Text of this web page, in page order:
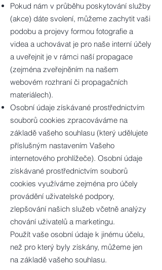
Pokud nám v průběhu poskytování služby
(akce) dáte svolení, můžeme zachytit vaši
podobu a projevy formou fotografie a
videa a uchovávat je pro naše interní účely
a uveřejnit je v rámci naší propagace
(zejména zveřejněním na našem
webovém rozhraní či propagačních
materiálech).
Osobní údaje získávané prostřednictvím
souborů cookies zpracováváme na
základě vašeho souhlasu (který udělujete
příslušným nastavením Vašeho
internetového prohlížeče). Osobní údaje
získávané prostřednictvím souborů
cookies využíváme zejména pro účely
provádění uživatelské podpory,
zlepšování našich služeb včetně analýzy
chování uživatelů a marketingu.
Použít vaše osobní údaje k jinému účelu,
než pro který byly získány, můžeme jen
na základě vašeho souhlasu.